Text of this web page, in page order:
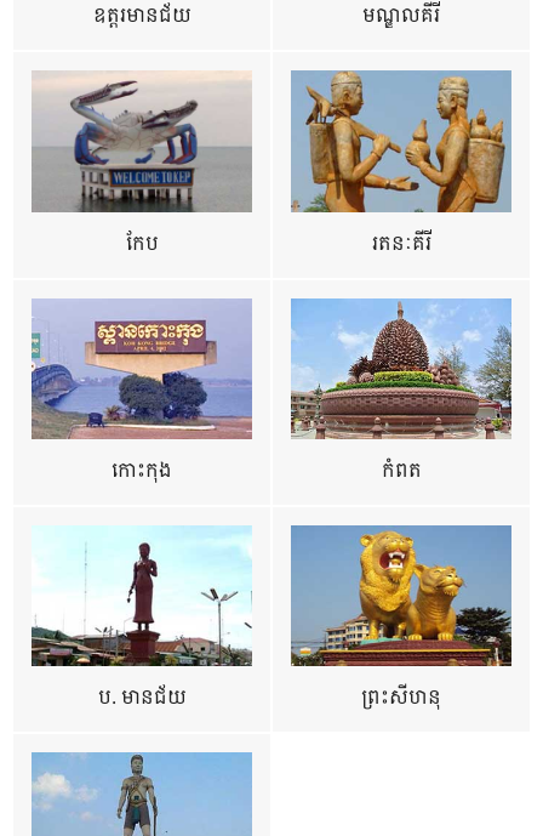
ឧត្ដរមានជ័យ មណ្ឌលគីរី
កែប រតនៈគីរី
កោះកុង កំពត
ប. មានជ័យ ព្រះសីហនុ